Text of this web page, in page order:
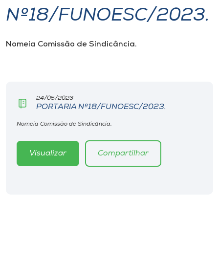
I.nova
CPA
Editora
Nº18/FUNOESC/2023.
Nomeia Comissão de Sindicância.
24/05/2023
PORTARIA Nº18/FUNOESC/2023.
Nomeia Comissão de Sindicância.
Visualizar Compartilhar